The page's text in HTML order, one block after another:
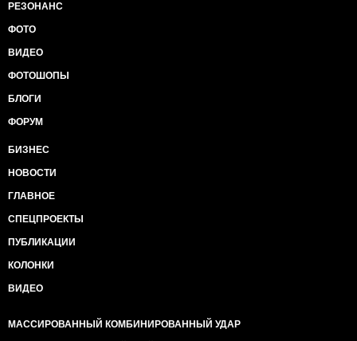
РЕЗОНАНС
ФОТО
ВИДЕО
ФОТОШОПЫ
БЛОГИ
ФОРУМ
БИЗНЕС
НОВОСТИ
ГЛАВНОЕ
СПЕЦПРОЕКТЫ
ПУБЛИКАЦИИ
КОЛОНКИ
ВИДЕО
МАССИРОВАННЫЙ КОМБИНИРОВАННЫЙ УДАР